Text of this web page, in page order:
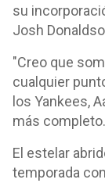
su
Josh
"Creo que
cualquier
los Yankees,
más
El estelar
temporada